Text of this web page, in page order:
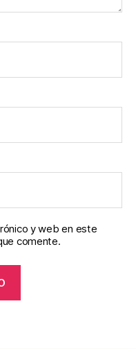
y web en este
comente.